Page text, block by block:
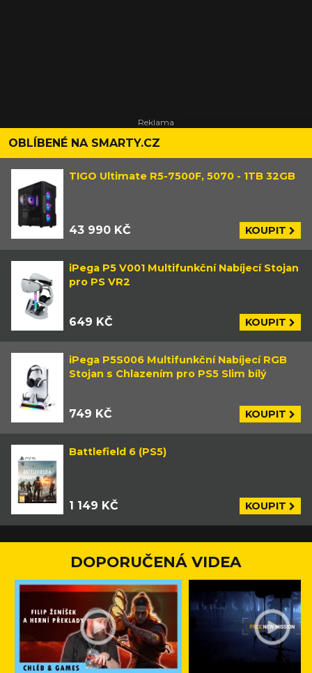
OBLÍBENÉ NA SMARTY.CZ
TIGO Ultimate R5-7500F, 5070 - 1TB 32GB
43 990 KČ KOUPIT
iPega P5 V001 Multifunkční Nabíjecí Stojan
pro PS VR2
649 KČ KOUPIT
iPega P5S006 Multifunkční Nabíjecí RGB
Stojan s Chlazením pro PS5 Slim bílý
749 KČ KOUPIT
Battlefield 6 (PS5)
1 149 KČ KOUPIT
DOPORUČENÁ VIDEA